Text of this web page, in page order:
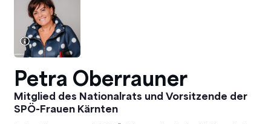
Petra Oberrauner
Mitglied des Nationalrats und Vorsitzende der
SPÖ-Frauen Kärnten